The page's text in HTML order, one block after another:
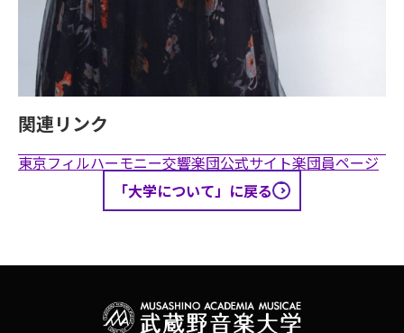
関連リンク
東京フィルハーモニー交響楽団公式サイト楽団員ページ
「大学について」に戻る